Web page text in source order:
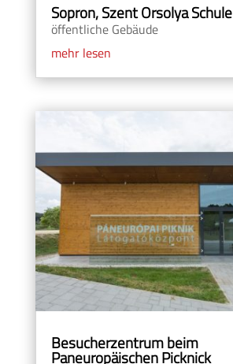
Sopron, Szent Orsolya Schule
öffentliche Gebäude
mehr lesen
Besucherzentrum beim
Paneuropäischen Picknick